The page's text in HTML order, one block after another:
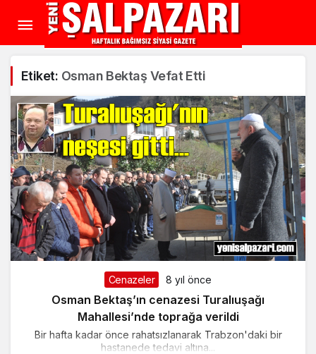
Etiket: Osman Bektaş Vefat Etti
Cenazeler 8 yıl önce
Osman Bektaş’ın cenazesi Turalıuşağı
Mahallesi’nde toprağa verildi
Bir hafta kadar önce rahatsızlanarak Trabzon'daki bir
hastanede tedavi altına...